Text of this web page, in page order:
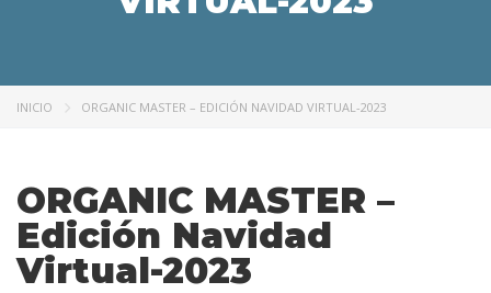
INICIO ORGANIC MASTER – EDICIÓN NAVIDAD VIRTUAL-2023
ORGANIC MASTER –
Edición Navidad
Virtual-2023